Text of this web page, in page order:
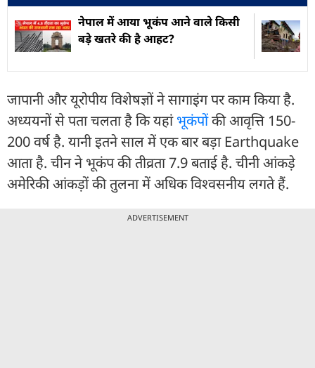
नेपाल में आया भूकंप आने वाले किसी
बड़े खतरे की है आहट?
जापानी और यूरोपीय विशेषज्ञों ने सागाइंग पर काम किया है.
अध्ययनों से पता चलता है कि यहांभूकंपों की आवृत्ति 150-
200 वर्ष है. यानी इतने साल में एक बार बड़ा Earthquake
आता है. चीन ने भूकंप की तीव्रता 7.9 बताई है. चीनी आंकड़े
अमेरिकी आंकड़ों की तुलना में अधिक विश्वसनीय लगते हैं.
ADVERTISEMENT